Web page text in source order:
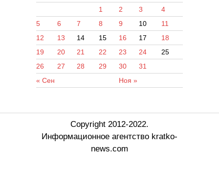
« Сен Ноя »
1 2 3
4
5
6 7 8 9 10
11
12
13 14 15 16 17
18
19
20 21 22 23 24
25
26
27 28 29 30 31
Copyright 2012-2022.
Информационное агентство kratko-
news.com